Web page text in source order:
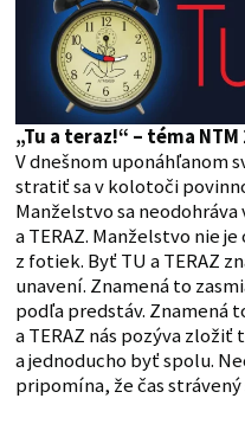
„Tu a teraz!“ – téma NTM
V dnešnom uponáhľanom
stratiť sa v kolotoči
Manželstvo sa neodohráva
a TERAZ. Manželstvo nie
z fotiek. Byť TU a TERAZ
unavení. Znamená to
podľa predstáv. Znamená
a TERAZ nás pozýva
a jednoducho byť spolu.
pripomína, že čas